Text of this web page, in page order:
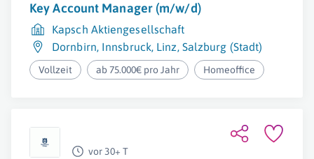
Key Account Manager (m/w/d)
Kapsch Aktiengesellschaft
Dornbirn, Innsbruck, Linz, Salzburg (Stadt)
Vollzeit ab 75.000€ pro Jahr Homeoffice
vor 30+ T